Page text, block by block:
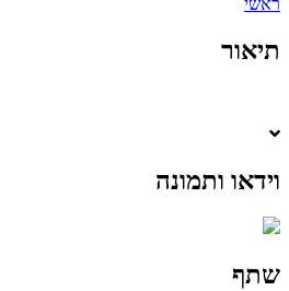
תיאור
וידאו ותמונה
שתף